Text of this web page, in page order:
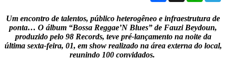
Um encontro de talentos, público heterogêneo e infraestrutura de
ponta… O álbum “Bossa Reggae’N Blues” de Fauzi Beydoun,
produzido pelo 98 Records, teve pré-lançamento na noite da
última sexta-feira, 01, em show realizado na área externa do local,
reunindo 100 convidados.